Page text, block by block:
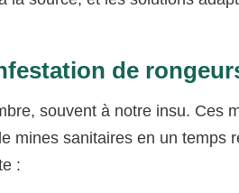
de
souvent à notre insu. Ces
mines sanitaires en un temps
: